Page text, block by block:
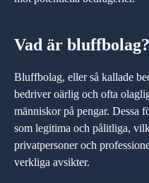
Vad är bluffbolag?
Bluffbolag, eller så kallade
bedriver oärlig och ofta
människor på pengar. Dessa
som legitima och pålitliga,
privatpersoner och
verkliga avsikter.